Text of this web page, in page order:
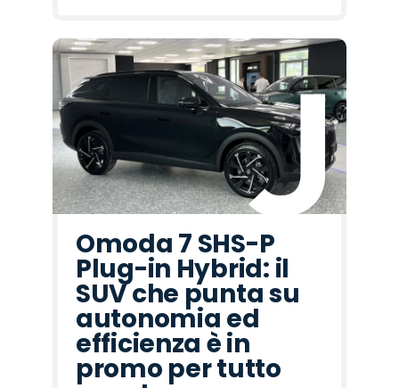
Omoda 7 SHS-P
Plug-in Hybrid: il
SUV che punta su
autonomia ed
efficienza è in
promo per tutto